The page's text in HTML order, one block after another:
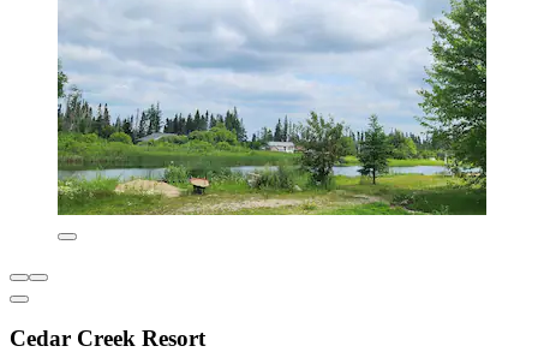
Cedar Creek Resort